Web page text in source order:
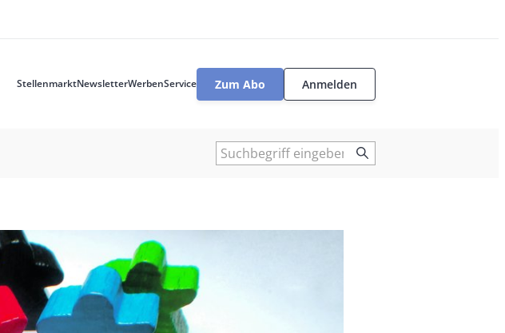
StellenmarktNewsletterWerbenService
User
Zum Abo Anmelden
Suche